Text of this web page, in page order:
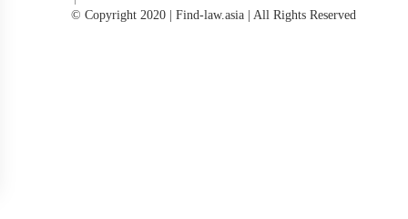
© Copyright 2020 | Find-law.asia | All Rights Reserved